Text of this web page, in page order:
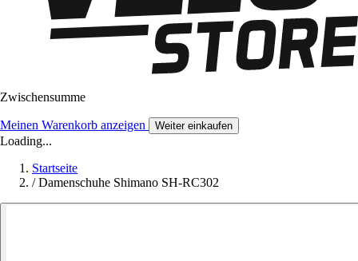
Zwischensumme
Meinen Warenkorb anzeigen Weiter einkaufen
Loading...
Startseite
/ Damenschuhe Shimano SH-RC302